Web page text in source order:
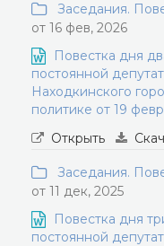
Заседания.
от 16 фев, 2026
Повестка дня
постоянной
Находкинского
политике от 19
Открыть
Заседания.
от 11 дек, 2025
Повестка дня
постоянной